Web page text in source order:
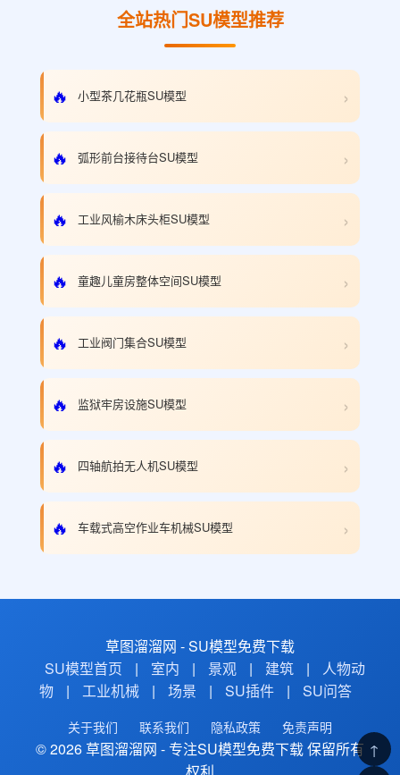
全站热门SU模型推荐
🔥 小型茶几花瓶SU模型 ›
🔥 弧形前台接待台SU模型 ›
🔥 工业风榆木床头柜SU模型 ›
🔥 童趣儿童房整体空间SU模型 ›
🔥 工业阀门集合SU模型 ›
🔥 监狱牢房设施SU模型 ›
🔥 四轴航拍无人机SU模型 ›
🔥 车载式高空作业车机械SU模型 ›
草图溜溜网 - SU模型免费下载
SU模型首页
| 室内 | 景观 | 建筑 |
人物动
物
| 工业机械 | 场景 | SU插件 | SU问答
关于我们 联系我们 隐私政策 免责声明
© 2026 草图溜溜网 - 专注SU模型免费下载 保留所有
权利
↑